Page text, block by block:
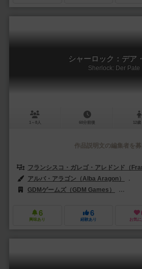
シャーロック：デア
Sherlock: Der Pate
1～8人 60分前後 12歳
作品説明文の編集者を
フランシスコ・ガレゴ・アレドンド（
アルバ・アラゴン（Alba Aragon）
GDMゲームズ（GDM Games）
6
興味あり
6
経験あり お気に